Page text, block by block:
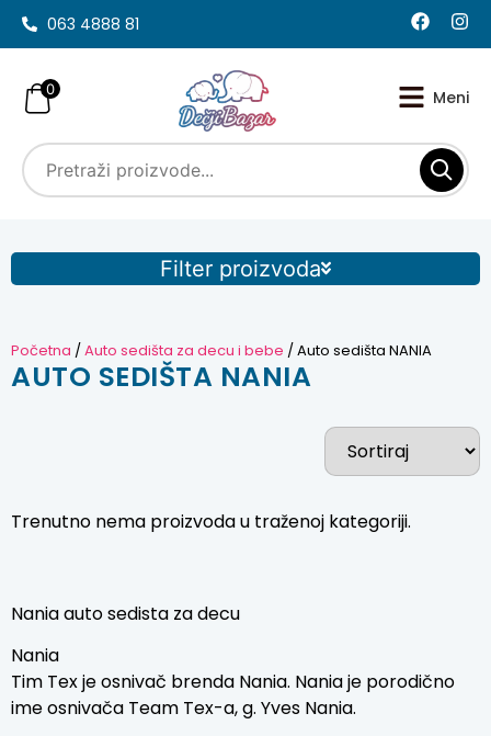
063 4888 81
0
Filter proizvoda
Početna /Auto sedišta za decu i bebe / Auto sedišta NANIA
AUTO SEDIŠTA NANIA
Trenutno nema proizvoda u traženoj kategoriji.
Nania auto sedista za decu
Nania
Tim Tex je osnivač brenda Nania. Nania je porodično
ime osnivača Team Tex-a, g. Yves Nania.